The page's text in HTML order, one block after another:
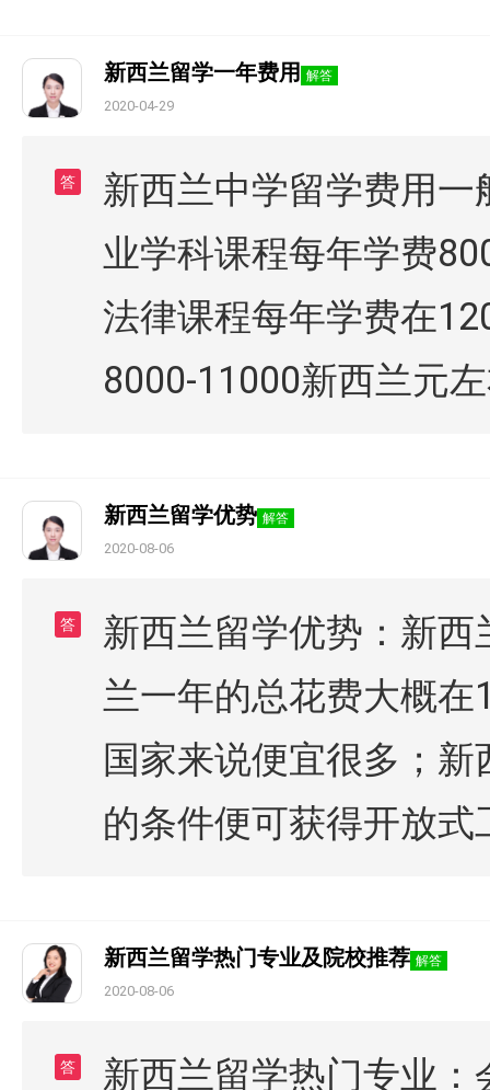
新西兰留学一年费用 解答
2020-04-29
答
新西兰中学留学费用
业学科课程每年学费
法律课程每年学费在
8000-11000新西兰元
新西兰留学优势 解答
2020-08-06
答
新西兰留学优势：新
兰一年的总花费大概
国家来说便宜很多；
的条件便可获得开放式
新西兰留学热门专业及院校推荐 解答
2020-08-06
答 新西兰留学热门专业